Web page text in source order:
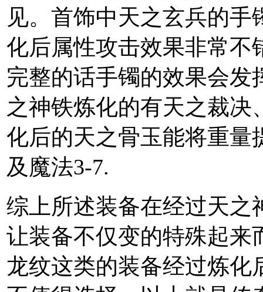
见。首饰中天之玄兵的
化后属性攻击效果非常不
完整的话手镯的效果会发
之神铁炼化的有天之裁
化后的天之骨玉能将重量
及魔法3-7.
综上所述装备在经过天之
让装备不仅变的特殊起来
龙纹这类的装备经过炼化